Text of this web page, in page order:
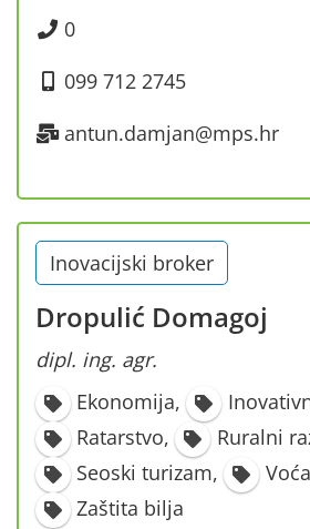
0
099 712 2745
antun.damjan@mps.hr
Inovacijski broker
Dropulić Domagoj
dipl. ing. agr.
Ekonomija,
Ratarstvo, Ruralni
Seoski turizam,
Zaštita bilja